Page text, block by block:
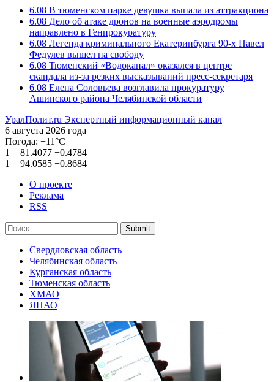
6.08 В тюменском парке девушка выпала из аттракциона
6.08 Дело об атаке дронов на военные аэродромы
направлено в Генпрокуратуру
6.08 Легенда криминального Екатеринбурга 90-х Павел
Федулев вышел на свободу
6.08 Тюменский «Водоканал» оказался в центре
скандала из-за резких высказываний пресс-секретаря
6.08 Елена Соловьева возглавила прокуратуру
Ашинского района Челябинской области
УралПолит.ru Экспертный информационный канал
6 августа 2026 года
Погода: +11°С
1 = 81.4077 +0.4784
1 = 94.0585 +0.8684
О проекте
Реклама
RSS
Submit
Свердловская область
Челябинская область
Курганская область
Тюменская область
ХМАО
ЯНАО